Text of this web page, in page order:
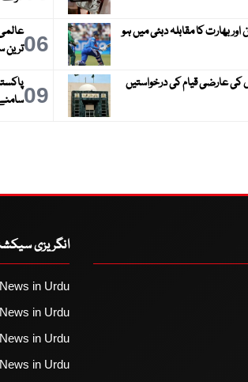
2026، پاکستان اور بھارت کا مقابلہ دبئی میں ہو
06ترین
کی عارضی قیام کی درخواستیں
09
انگریزی
in Urdu
in Urdu
in Urdu
in Urdu